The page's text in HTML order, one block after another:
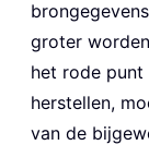
groter
het rode
herstellen,
van de